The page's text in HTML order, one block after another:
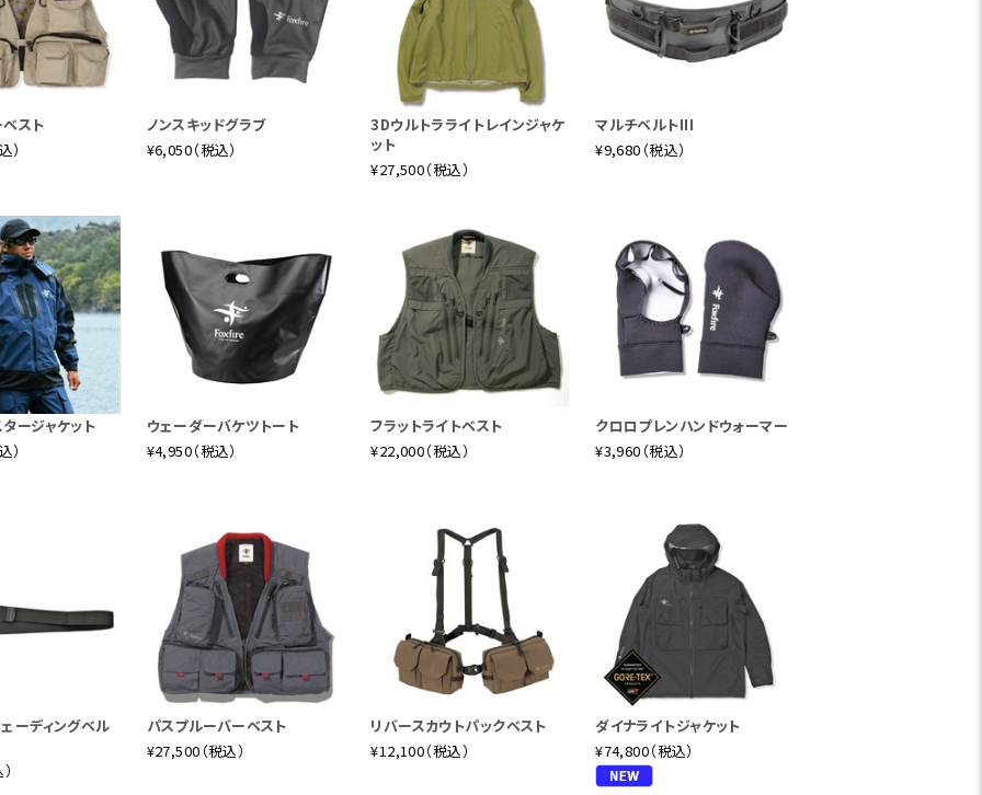
スト
）
ノンスキッドグラブ
¥6,050（税込）
3Dウルトラライトレインジャケ
ット
¥27,500（税込）
マルチベルトIII
¥9,680（税込）
ージャケット
）
ウェーダーバケツトート
¥4,950（税込）
フラットライトベスト
¥22,000（税込）
クロロプレンハンドウォーマー
¥3,960（税込）
ーディングベル
パスプルーバーベスト
¥27,500（税込）
リバースカウトパックベスト
¥12,100（税込）
ダイナライトジャケット
¥74,800（税込）